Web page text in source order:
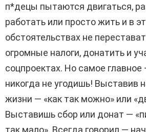
п*децы пытаются двигаться,
работать или просто жить и в
обстоятельствах не
огромные налоги, донатить и
соцпроектах. Но самое главное
никогда не угодишь! Выставив
жизни — «как так можно» или
Выставишь сбор или донат —